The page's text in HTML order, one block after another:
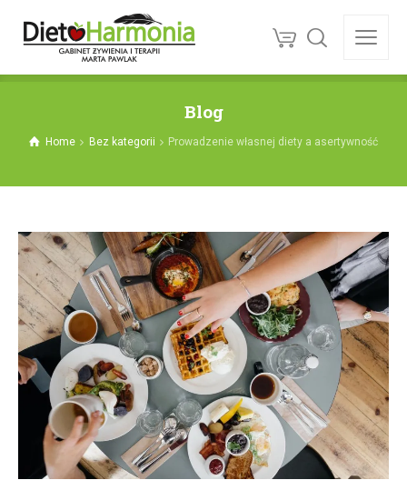
Blog
Home Bez kategorii Prowadzenie własnej diety a asertywność